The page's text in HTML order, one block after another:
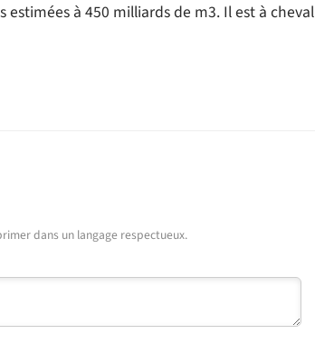
à 450 milliards de m3. Il est à cheval
dans un langage respectueux.